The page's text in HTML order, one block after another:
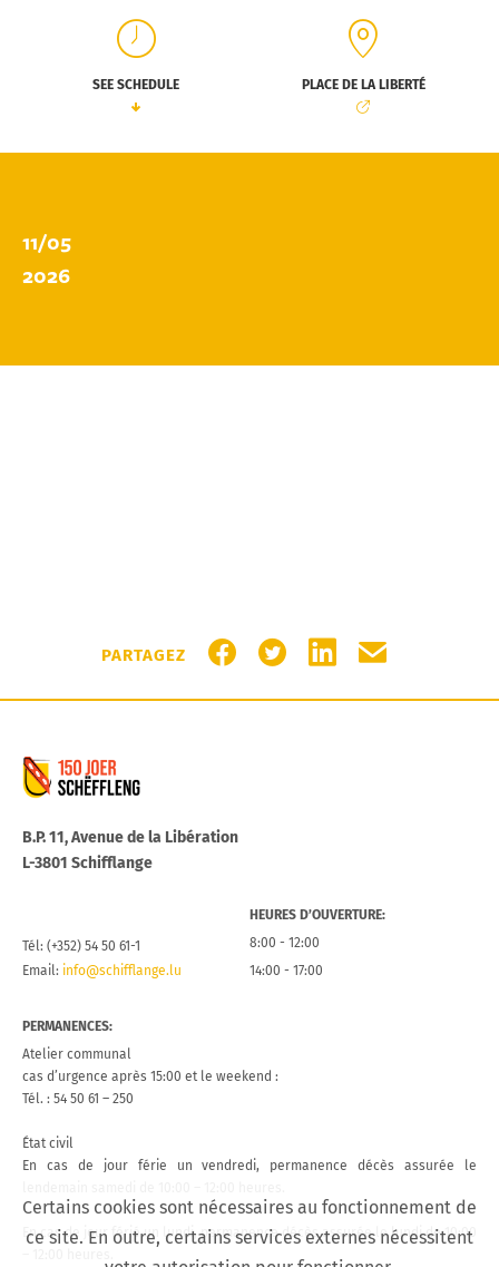
SEE SCHEDULE PLACE DE LA LIBERTÉ
11/05
2026
PARTAGEZ
PARTAGER SUR FACEBOOK
PARTAGER SUR TWITTER
PARTAGER SUR
PARTAGER
B.P. 11, Avenue de la Libération
L-3801 Schifflange
Tél: (+352) 54 50 61-1
Email: info@schifflange.lu
HEURES D’OUVERTURE:
8:00 - 12:00
14:00 - 17:00
PERMANENCES:
Atelier communal
cas d’urgence après 15:00 et le weekend :
Tél. : 54 50 61 – 250
État civil
En cas de jour férie un vendredi, permanence décès assurée le
En cas de jour férié un lundi, permanence décès assurée le lundi de 10:00
Certains cookies sont nécessaires au fonctionnement de
ce site. En outre, certains services externes nécessitent